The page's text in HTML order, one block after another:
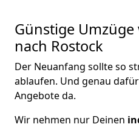
Günstige
nach Rostock
Der Neuanfang sollte so
ablaufen. Und genau
Angebote da.
Wir nehmen nur Deinen